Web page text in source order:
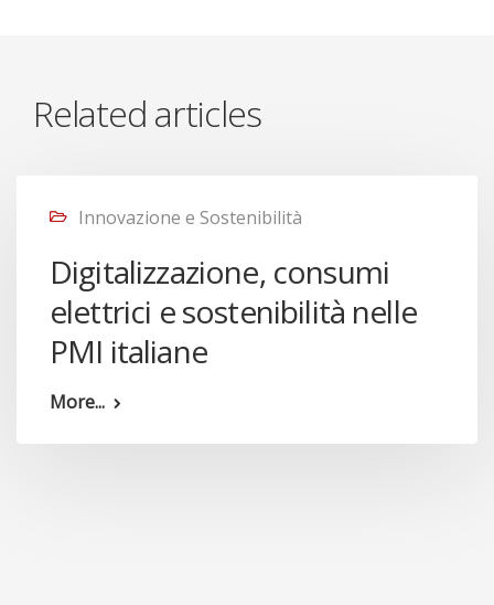
Related articles
Innovazione e Sostenibilità
Digitalizzazione, consumi
elettrici e sostenibilità nelle
PMI italiane
More...